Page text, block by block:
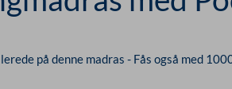
på denne madras - Fås også med